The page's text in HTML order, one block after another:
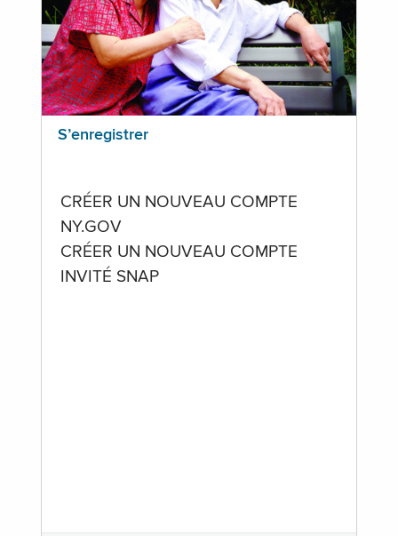
S’enregistrer
CRÉER UN NOUVEAU COMPTE
NY.GOV
CRÉER UN NOUVEAU COMPTE
INVITÉ SNAP